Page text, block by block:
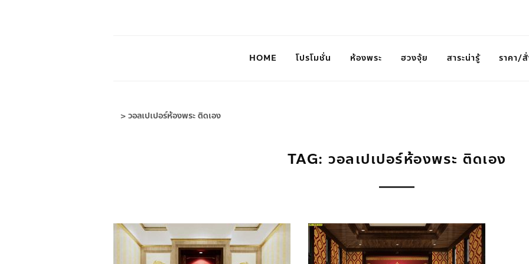
HOME โปรโมชั่น ห้องพระ ฮวงจุ้ย สาระน่ารู้ ราคา/
>วอลเปเปอร์ห้องพระ ติดเอง
TAG: วอลเปเปอร์ห้องพระ ติดเอง